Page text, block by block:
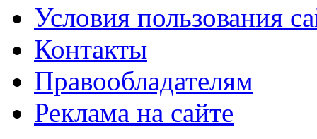
Условия пользования
Контакты
Правообладателям
Реклама на сайте